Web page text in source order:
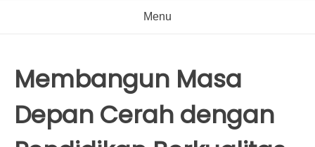
Menu
Membangun Masa
Depan Cerah dengan